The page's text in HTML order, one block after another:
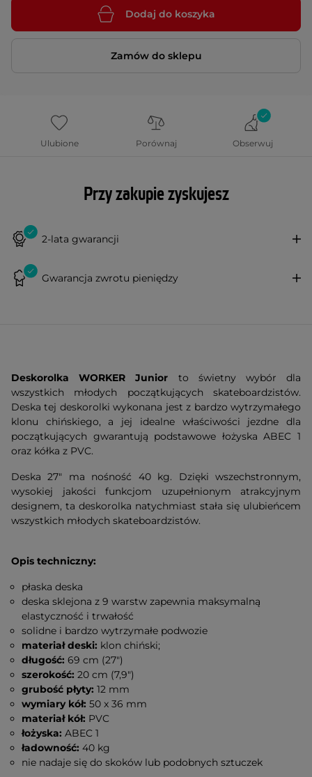
Dodaj do koszyka
Zamów do sklepu
Ulubione Porównaj Obserwuj
Przy zakupie zyskujesz
2-lata gwarancji
Gwarancja zwrotu pieniędzy
Deskorolka WORKER Junior to świetny wybór dla
wszystkich młodych początkujących skateboardzistów.
Deska tej deskorolki wykonana jest z bardzo wytrzymałego
klonu chińskiego, a jej idealne właściwości jezdne dla
początkujących gwarantują podstawowe łożyska ABEC 1
oraz kółka z PVC.
Deska 27" ma nośność 40 kg. Dzięki wszechstronnym,
wysokiej jakości funkcjom uzupełnionym atrakcyjnym
designem, ta deskorolka natychmiast stała się ulubieńcem
wszystkich młodych skateboardzistów.
Opis techniczny:
płaska deska
deska sklejona z 9 warstw zapewnia maksymalną
elastyczność i trwałość
solidne i bardzo wytrzymałe podwozie
materiał deski: klon chiński;
długość: 69 cm (27")
szerokość: 20 cm (7,9")
grubość płyty: 12 mm
wymiary kół: 50 x 36 mm
materiał kół: PVC
łożyska: ABEC 1
ładowność: 40 kg
nie nadaje się do skoków lub podobnych sztuczek